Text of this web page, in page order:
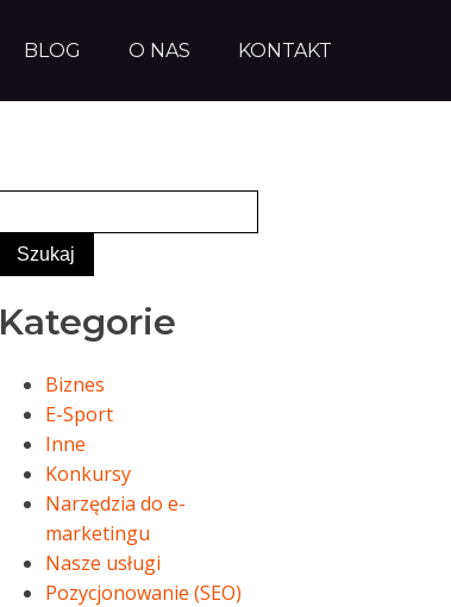
BLOG O NAS KONTAKT
Kategorie
Biznes
E-Sport
Inne
Konkursy
Narzędzia do e-
marketingu
Nasze usługi
Pozycjonowanie (SEO)